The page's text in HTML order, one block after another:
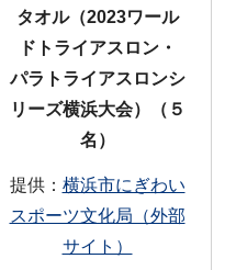
タオル（2023ワール
ドトライアスロン・
パラトライアスロンシ
リーズ横浜大会）（５
名）
提供： 横浜市にぎわい
スポーツ文化局（外部
サイト）